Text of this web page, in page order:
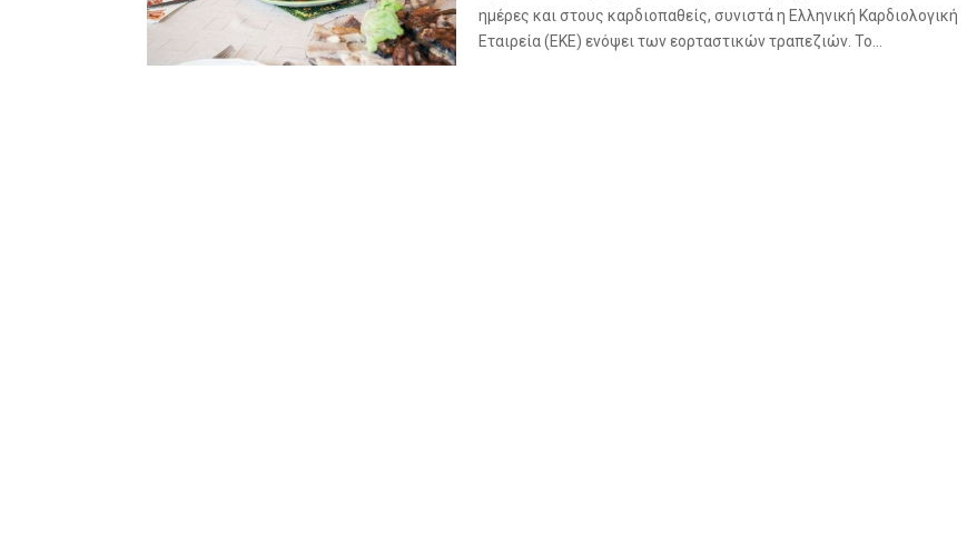
ημέρες και στους καρδιοπαθείς, συνιστά η Ελληνική Καρδιολογική
Εταιρεία (ΕΚΕ) ενόψει των εορταστικών τραπεζιών. Το...